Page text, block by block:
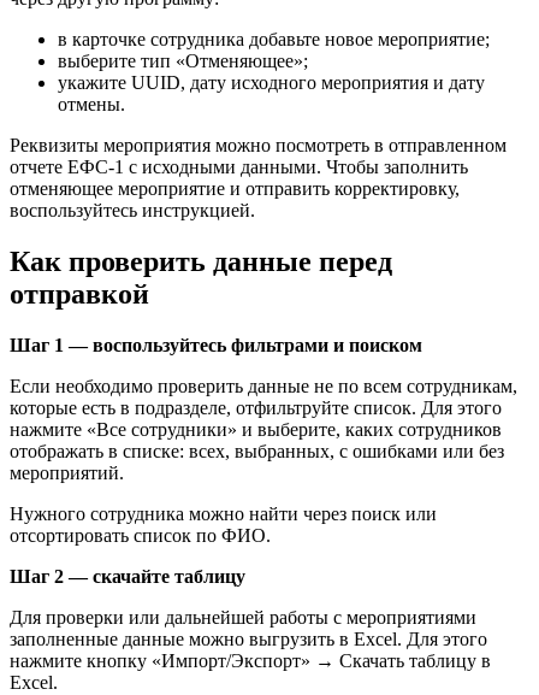
в карточке сотрудника добавьте новое мероприятие;
выберите тип «Отменяющее»;
укажите UUID, дату исходного мероприятия и дату
отмены.
Реквизиты мероприятия можно посмотреть в отправленном
отчете ЕФС-1 с исходными данными. Чтобы заполнить
отменяющее мероприятие и отправить корректировку,
воспользуйтесь инструкцией.
Как проверить данные перед
отправкой
Шаг 1 — воспользуйтесь фильтрами и поиском
Если необходимо проверить данные не по всем сотрудникам,
которые есть в подразделе, отфильтруйте список. Для этого
нажмите «Все сотрудники» и выберите, каких сотрудников
отображать в списке: всех, выбранных, с ошибками или без
мероприятий.
Нужного сотрудника можно найти через поиск или
отсортировать список по ФИО.
Шаг 2 — скачайте таблицу
Для проверки или дальнейшей работы с мероприятиями
заполненные данные можно выгрузить в Excel. Для этого
нажмите кнопку «Импорт/Экспорт» → Скачать таблицу в
Excel.